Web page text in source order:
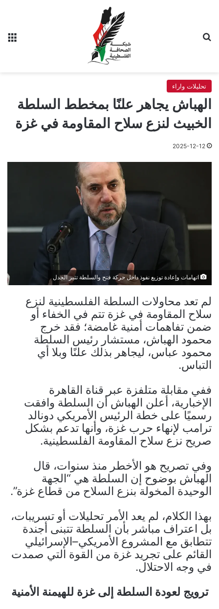
تحليلات واراء
الهباش يجاهر علنًا بمخطط السلطة
الخبيث لنزع سلاح المقاومة في غزة
2025-12-12
اتهامات وإعادة توزيع نفوذ داخل حركة فتح والسلطة تثير الجدل
لم تعد محاولات السلطة الفلسطينية لنزع
سلاح المقاومة في غزة تتم في الخفاء أو
ضمن تفاهمات أمنية غامضة؛ فقد خرج
محمود الهباش، مستشار رئيس السلطة
محمود عباس، ليجاهر بذلك علنًا وبلا أي
التباس.
ففي مقابلة متلفزة عبر قناة القاهرة
الإخبارية، أعلن الهباش أن السلطة وافقت
رسميًا على خطة الرئيس الأمريكي دونالد
ترامب لإنهاء حرب غزة، وأنها تدعم بشكل
صريح نزع سلاح المقاومة الفلسطينية.
وفي تصريح هو الأخطر منذ سنوات، قال
الهباش بوضوح إن السلطة هي “الجهة
الوحيدة المخولة بنزع السلاح من قطاع غزة”.
بهذا الكلام، لم يعد الأمر تحليلات أو تسريبات،
بل اعتراف مباشر بأن السلطة تتبنى أجندة
تتطابق مع المشروع الأمريكي–الإسرائيلي
القائم على تجريد غزة من القوة التي صمدت
في وجه الاحتلال.
ترويج لعودة السلطة إلى غزة للهيمنة الأمنية